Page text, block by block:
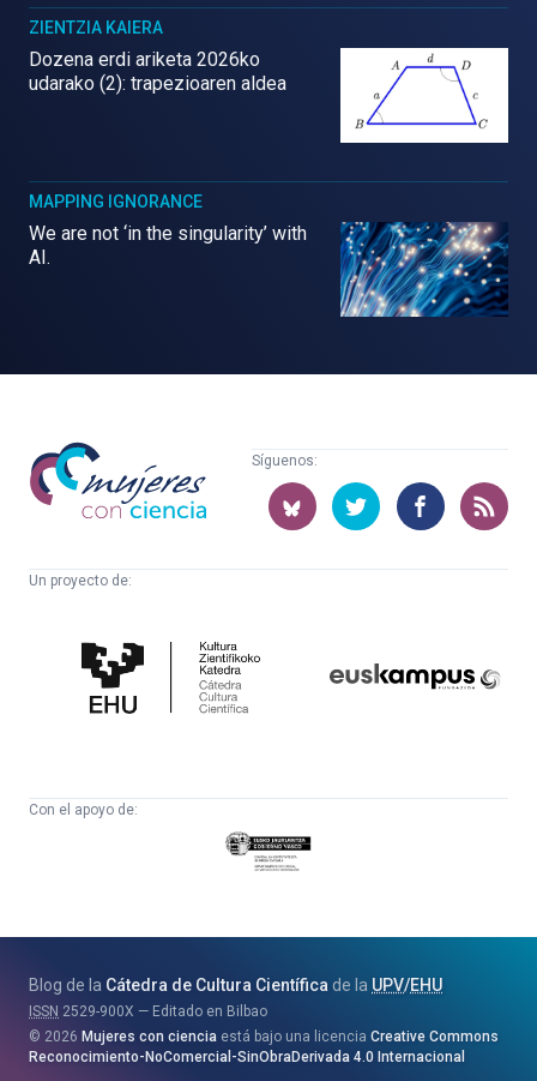
ZIENTZIA KAIERA
Dozena erdi ariketa 2026ko
udarako (2): trapezioaren aldea
MAPPING IGNORANCE
We are not ‘in the singularity’ with
AI.
Mujeres
con
ciencia
Síguenos:
Un proyecto de:
Cultura
Científica
Con el apoyo de:
Eusko
Jaurlaritza
eta
Berrikuntza
Saila
Blog de la Cátedra de Cultura Científica de la UPV/EHU
ISSN 2529-900X
Editado en Bilbao
2026 Mujeres con ciencia está bajo una licencia Creative Commons
Reconocimiento-NoComercial-SinObraDerivada 4.0 Internacional